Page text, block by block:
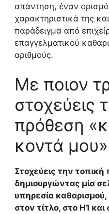
απάντηση, έναν
χαρακτηριστικά της
παράδειγμα από
επαγγελματικού
αριθμούς.
Με ποιον
στοχεύεις
πρόθεση
κοντά
Στοχεύεις την τοπική
δημιουργώντας μία
υπηρεσία
στον τίτλο, στο H1